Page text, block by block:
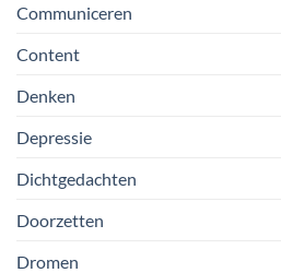
Communiceren
Content
Denken
Depressie
Dichtgedachten
Doorzetten
Dromen